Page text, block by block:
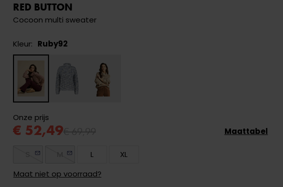
RED BUTTON
Cocoon multi sweater
Kleur: Ruby92
Onze prijs
€ 52,49
L
XL
Maat niet op voorraad?
Maattabel